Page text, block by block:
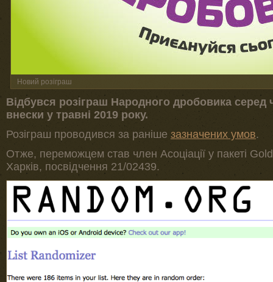
Новий розіграш
Відбувся розіграш Народного дробовика
внески у травні 2019 року.
Розіграш проводився за раніше зазначених умов.
Отже, переможцем став член Асоціації у пакеті
Харків, посвідчення 21/02439.